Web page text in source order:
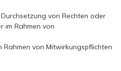
von Rechten oder
im Rahmen von
von Mitwirkungspflichten